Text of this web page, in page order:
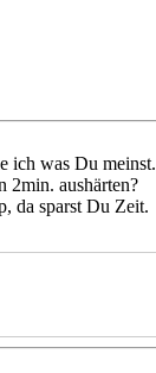
ich was Du
2min. aushärten?
da sparst Du Zeit.